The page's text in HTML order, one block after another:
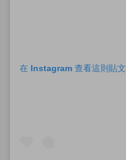
在 Instagram 查看這則貼文